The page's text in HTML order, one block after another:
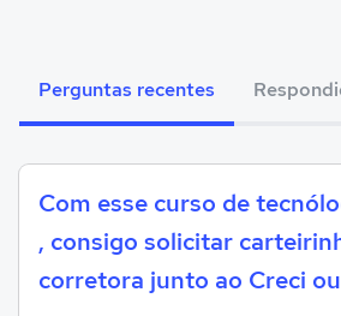
Perguntas recentes
Com esse curso de
, consigo solicitar
corretora junto ao Creci